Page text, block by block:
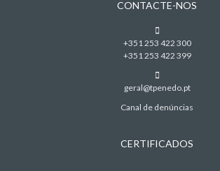
CONTACTE-NOS
+351 253 422 300
+351 253 422 399
geral@tpenedo.pt
Canal de denúncias
CERTIFICADOS